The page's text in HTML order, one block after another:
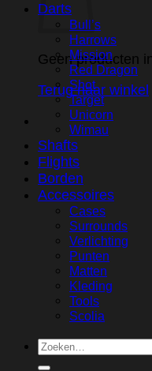
Geen producten
Terug naar winkel
Darts
Bull’s
Harrows
Mission
Red Dragon
Shot
Target
Unicorn
Wimau
Shafts
Flights
Borden
Accessoires
Cases
Surrounds
Verlichting
Punten
Matten
Kleding
Tools
Scolia
Zoeken
naar: